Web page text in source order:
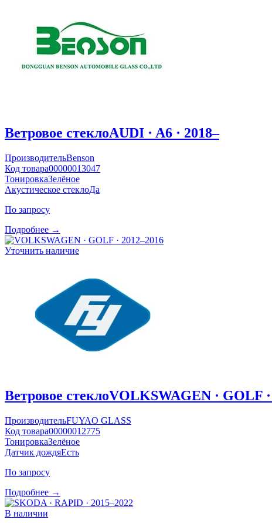
Ветровое стеклоAUDI · A6 · 2018–
ПроизводительBenson
Код товара00000013047
ТонировкаЗелёное
Акустическое стеклоДа
По запросу
Подробнее →
Уточнить наличие
Ветровое стеклоVOLKSWAGEN · GOLF ·
ПроизводительFUYAO GLASS
Код товара00000012775
ТонировкаЗелёное
Датчик дождяЕсть
По запросу
Подробнее →
В наличии